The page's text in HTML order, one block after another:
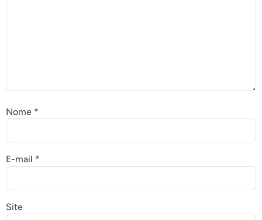
Nome *
E-mail *
Site